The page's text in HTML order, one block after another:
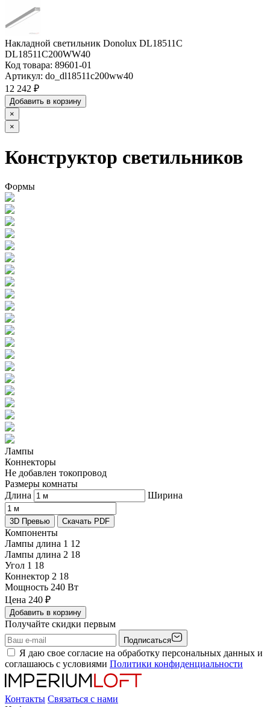
Накладной светильник Donolux DL18511C
DL18511C200WW40
Код товара: 89601-01
Артикул: do_dl18511c200ww40
12 242 ₽
Добавить в корзину
×
×
Конструктор светильников
Формы
Лампы
Коннекторы
Не добавлен токопровод
Размеры комнаты
Длина
Ширина
3D Превью Скачать PDF
Компоненты
Лампы длина 1 12
Лампы длина 2 18
Угол 1 18
Коннектор 2 18
Мощность 240 Вт
Цена 240 ₽
Добавить в корзину
Получайте скидки первым
Подписаться
Я даю свое согласие на обработку персональных данных и
соглашаюсь с условиями Политики конфиденциальности
Контакты Связаться с нами